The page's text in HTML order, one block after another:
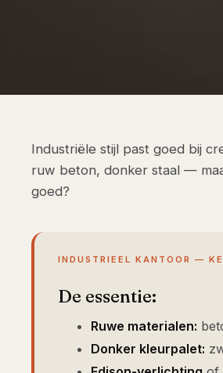
Industriële stijl past goed bij
ruw beton, donker staal —
goed?
INDUSTRIEEL KANTOOR —
De essentie:
Ruwe materialen:
Donker kleurpalet: